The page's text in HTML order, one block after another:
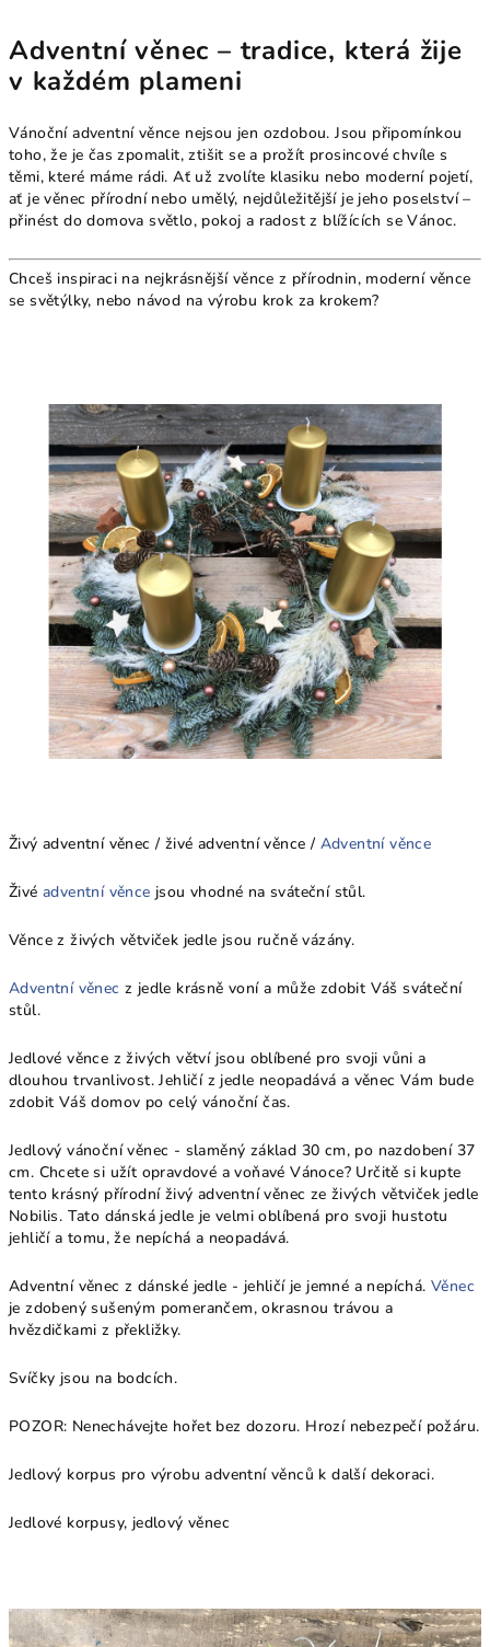
Adventní věnec – tradice, která žije
v každém plameni
Vánoční adventní věnce nejsou jen ozdobou. Jsou připomínkou
toho, že je čas zpomalit, ztišit se a prožít prosincové chvíle s
těmi, které máme rádi. Ať už zvolíte klasiku nebo moderní pojetí,
ať je věnec přírodní nebo umělý, nejdůležitější je jeho poselství –
přinést do domova světlo, pokoj a radost z blížících se Vánoc.
Chceš inspiraci na nejkrásnější věnce z přírodnin, moderní věnce
se světýlky, nebo návod na výrobu krok za krokem?
Živý adventní věnec / živé adventní věnce / Adventní věnce
Živé adventní věnce jsou vhodné na sváteční stůl.
Věnce z živých větviček jedle jsou ručně vázány.
Adventní věnec z jedle krásně voní a může zdobit Váš sváteční
stůl.
Jedlové věnce z živých větví jsou oblíbené pro svoji vůni a
dlouhou trvanlivost. Jehličí z jedle neopadává a věnec Vám bude
zdobit Váš domov po celý vánoční čas.
Jedlový vánoční věnec - slaměný základ 30 cm, po nazdobení 37
cm. Chcete si užít opravdové a voňavé Vánoce? Určitě si kupte
tento krásný přírodní živý adventní věnec ze živých větviček jedle
Nobilis. Tato dánská jedle je velmi oblíbená pro svoji hustotu
jehličí a tomu, že nepíchá a neopadává.
Adventní věnec z dánské jedle - jehličí je jemné a nepíchá. Věnec
je zdobený sušeným pomerančem, okrasnou trávou a
hvězdičkami z překližky.
Svíčky jsou na bodcích.
POZOR: Nenechávejte hořet bez dozoru. Hrozí nebezpečí požáru.
Jedlový korpus pro výrobu adventní věnců k další dekoraci.
Jedlové korpusy, jedlový věnec